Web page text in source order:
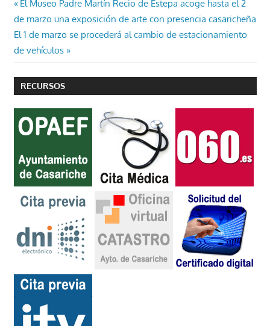
Navegación
de
entradas
Entrada
anterior:
El Museo Padre Martín Recio de Estepa acoge hasta el 2
de marzo una exposición de arte con presencia casaricheña
Entrada
siguiente:
El 1 de marzo se procederá al cambio de estacionamiento
de vehículos
RECURSOS